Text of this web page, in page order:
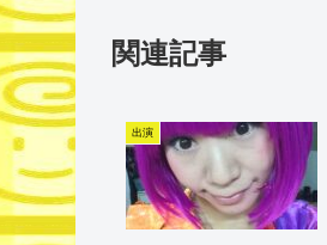
関連記事
出演